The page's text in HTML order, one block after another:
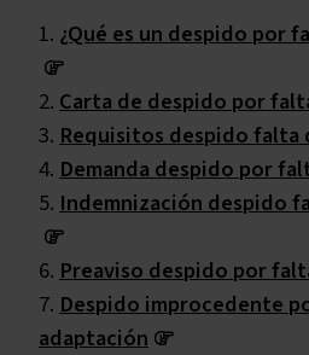
¿Qué es un despido por
Carta de despido por
Requisitos despido falta
Demanda despido por
Indemnización despido
Preaviso despido por
Despido improcedente
adaptación